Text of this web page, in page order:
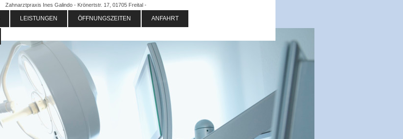
Zahnarztpraxis Ines Galindo - Krönertstr. 17, 01705 Freital -
LEISTUNGEN ÖFFNUNGSZEITEN ANFAHRT